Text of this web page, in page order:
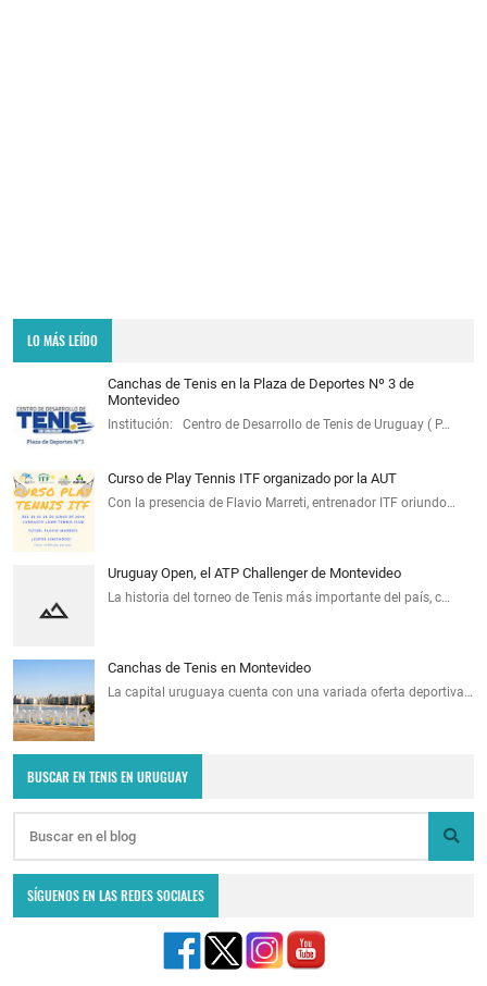
LO MÁS LEÍDO
Canchas de Tenis en la Plaza de Deportes Nº 3 de
Montevideo
Institución: Centro de Desarrollo de Tenis de Uruguay ( P…
Curso de Play Tennis ITF organizado por la AUT
Con la presencia de Flavio Marreti, entrenador ITF oriundo…
Uruguay Open, el ATP Challenger de Montevideo
La historia del torneo de Tenis más importante del país, c…
Canchas de Tenis en Montevideo
La capital uruguaya cuenta con una variada oferta deportiva…
BUSCAR EN TENIS EN URUGUAY
SÍGUENOS EN LAS REDES SOCIALES